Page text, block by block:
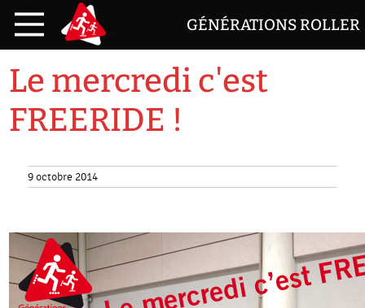
GÉNÉRATIONS ROLLER
Le mercredi c'est
FREERIDE !
9 octobre 2014